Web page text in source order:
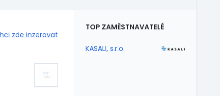
zde inzerovat
TOP ZAMĚSTNAVATELÉ
KASALI, s.r.o.